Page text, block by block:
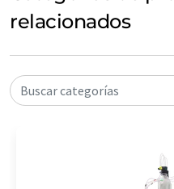
relacionados
Buscar categorías